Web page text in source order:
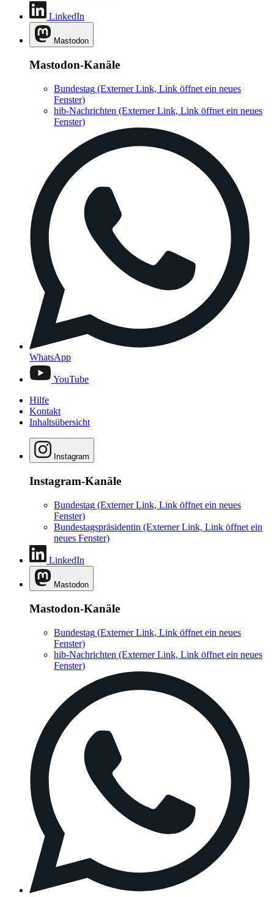
LinkedIn
Mastodon
Mastodon-Kanäle
Bundestag (Externer Link, Link öffnet ein neues
Fenster)
hib-Nachrichten (Externer Link, Link öffnet ein neues
Fenster)
WhatsApp
YouTube
Hilfe
Kontakt
Inhaltsübersicht
Instagram
Instagram-Kanäle
Bundestag (Externer Link, Link öffnet ein neues
Fenster)
Bundestagspräsidentin (Externer Link, Link öffnet ein
neues Fenster)
LinkedIn
Mastodon
Mastodon-Kanäle
Bundestag (Externer Link, Link öffnet ein neues
Fenster)
hib-Nachrichten (Externer Link, Link öffnet ein neues
Fenster)